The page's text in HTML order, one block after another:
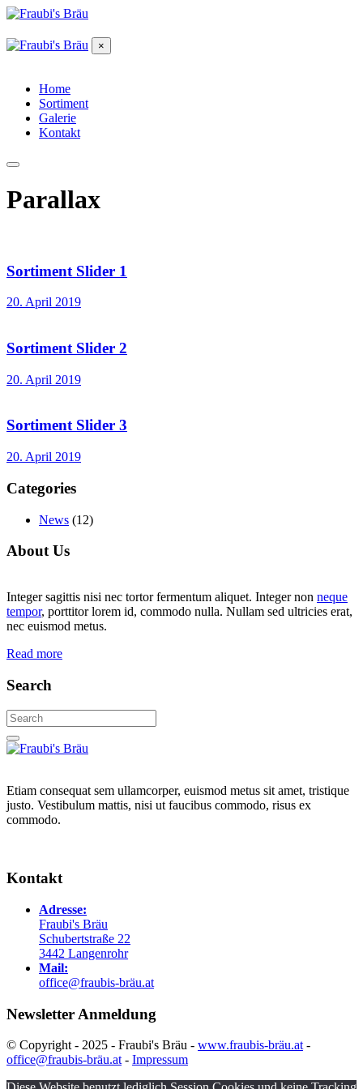
×
Home
Sortiment
Galerie
Kontakt
Parallax
Sortiment Slider 1
20. April 2019
Sortiment Slider 2
20. April 2019
Sortiment Slider 3
20. April 2019
Categories
News (12)
About Us
Integer sagittis nisi nec tortor fermentum aliquet. Integer non neque
tempor, porttitor lorem id, commodo nulla. Nullam sed ultricies erat,
nec euismod metus.
Read more
Search
Etiam consequat sem ullamcorper, euismod metus sit amet, tristique
justo. Vestibulum mattis, nisi ut faucibus commodo, risus ex
commodo.
Kontakt
Adresse:
Fraubi's Bräu
Schubertstraße 22
3442 Langenrohr
Mail:
office@fraubis-bräu.at
Newsletter Anmeldung
© Copyright - 2025 - Fraubi's Bräu - www.fraubis-bräu.at -
office@fraubis-bräu.at - Impressum